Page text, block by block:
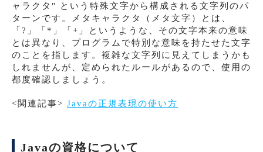
ャラクタ" という特殊文字から構成される文字列のパ
ターンです。メタキャラクタ（メタ文字）とは、
「?」「*」「+」というような、その文字本来の意味
とは異なり、プログラムで特別な意味を持たせた文字
のことを指します。複雑な文字列に見えてしまうかも
しれませんが、定められたルールがあるので、使用の
都度確認しましょう。
<関連記事> Javaの正規表現の使い方
Javaの資格について